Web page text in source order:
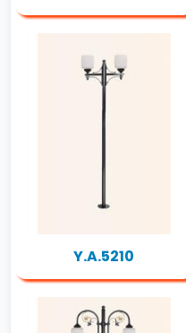
Y.A.5210